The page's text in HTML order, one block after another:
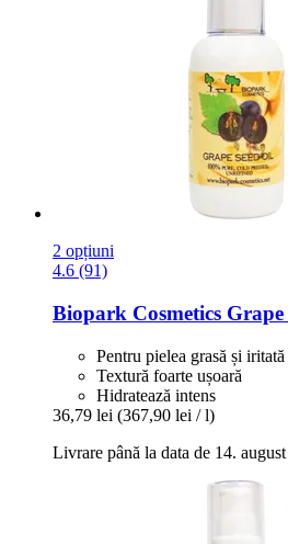
2 opțiuni
4.6 (91)
Biopark Cosmetics Grape
Pentru pielea grasă și iritată
Textură foarte ușoară
Hidratează intens
36,79 lei (367,90 lei / l)
Livrare până la data de 14. august